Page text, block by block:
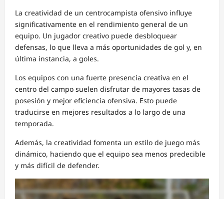
La creatividad de un centrocampista ofensivo influye
significativamente en el rendimiento general de un
equipo. Un jugador creativo puede desbloquear
defensas, lo que lleva a más oportunidades de gol y, en
última instancia, a goles.
Los equipos con una fuerte presencia creativa en el
centro del campo suelen disfrutar de mayores tasas de
posesión y mejor eficiencia ofensiva. Esto puede
traducirse en mejores resultados a lo largo de una
temporada.
Además, la creatividad fomenta un estilo de juego más
dinámico, haciendo que el equipo sea menos predecible
y más difícil de defender.